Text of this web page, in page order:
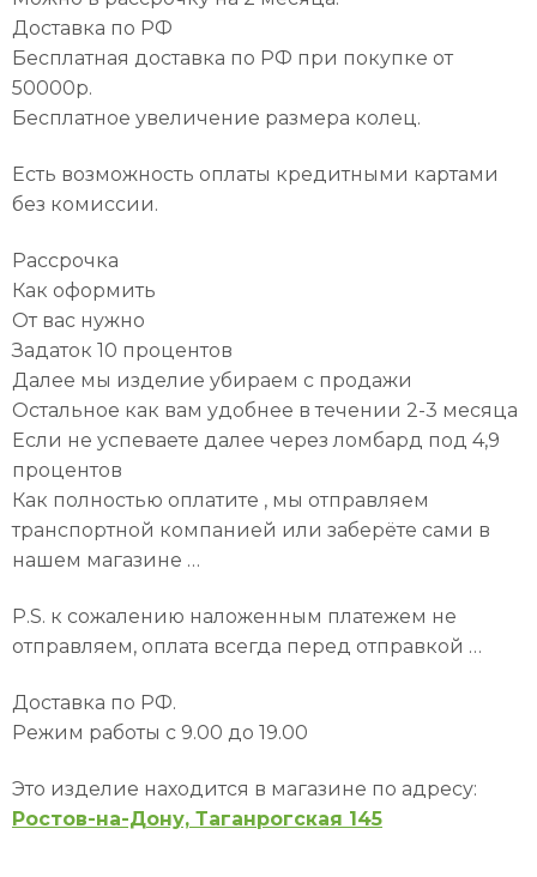
Доставка по РФ
Бесплатная доставка по РФ при покупке от
50000р.
Бесплатное увеличение размера колец.
Есть возможность оплаты кредитными картами
без комиссии.
Рассрочка
Как оформить
От вас нужно
Задаток 10 процентов
Далее мы изделие убираем с продажи
Остальное как вам удобнее в течении 2-3 месяца
Если не успеваете далее через ломбард под 4,9
процентов
Как полностью оплатите , мы отправляем
транспортной компанией или заберёте сами в
нашем магазине …
P.S. к сожалению наложенным платежем не
отправляем, оплата всегда перед отправкой …
Доставка по РФ.
Режим работы с 9.00 до 19.00
Это изделие находится в магазине по адресу:
Ростов-на-Дону, Таганрогская 145